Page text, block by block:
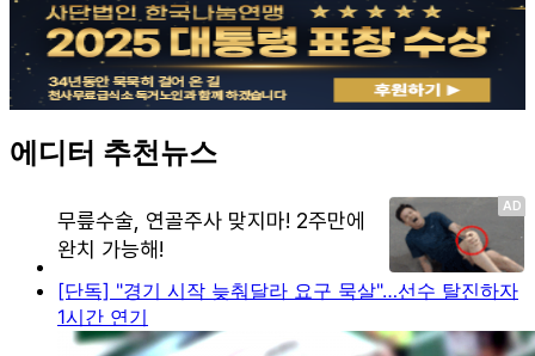
에디터 추천뉴스
[단독] "경기 시작 늦춰달라 요구 묵살"…선수 탈진하자
1시간 연기